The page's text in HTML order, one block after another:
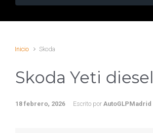
Inicio Skoda
Skoda Yeti diesel
18 febrero, 2026 Escrito por AutoGLPMadrid